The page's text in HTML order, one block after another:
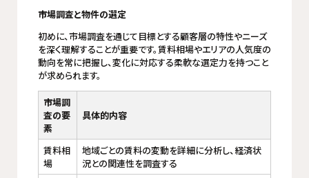
市場調査と物件の選定
初めに、市場調査を通じて目標とする顧客層の特性やニーズ
を深く理解することが重要です。賃料相場やエリアの人気度の
動向を常に把握し、変化に対応する柔軟な選定力を持つこと
が求められます。
市場調
査の要
素
具体的内容
賃料相
場
地域ごとの賃料の変動を詳細に分析し、経済状
況との関連性を調査する